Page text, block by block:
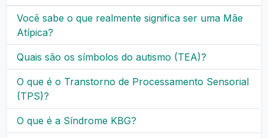
Você sabe o que realmente significa ser uma Mãe
Atípica?
Quais são os símbolos do autismo (TEA)?
O que é o Transtorno de Processamento Sensorial
(TPS)?
O que é a Síndrome KBG?